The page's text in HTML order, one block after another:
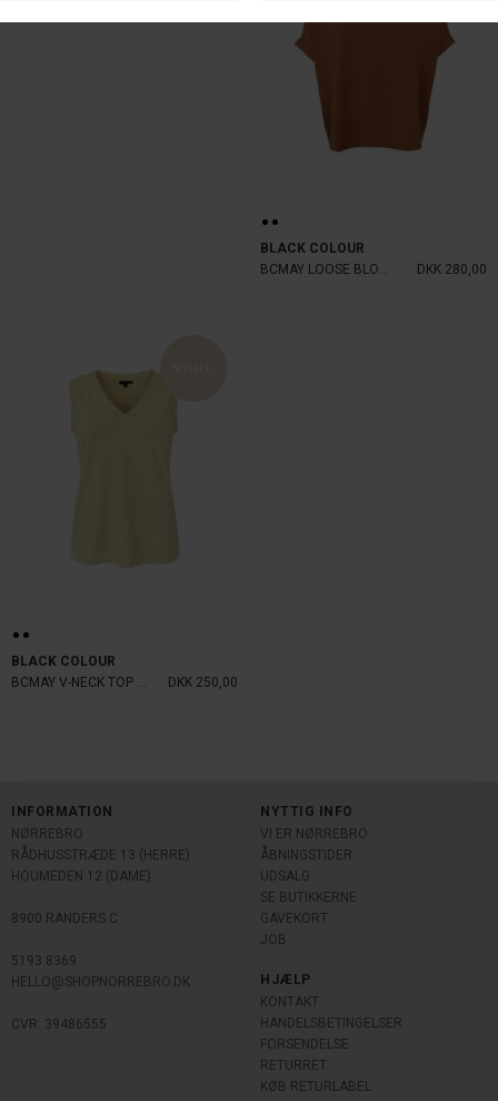
BLACK COLOUR
BCMAY LOOSE BLOUSE
DKK 280,00
BLACK COLOUR
BCMAY V-NECK TOP PASTELYELLOW
DKK 250,00
INFORMATION
NØRREBRO
RÅDHUSSTRÆDE 13 (HERRE)
HOUMEDEN 12 (DAME)
8900 RANDERS C
5193 8369
HELLO@SHOPNORREBRO.DK
CVR: 39486555
NYTTIG INFO
VI ER NØRREBRO
ÅBNINGSTIDER
UDSALG
SE BUTIKKERNE
GAVEKORT
JOB
HJÆLP
KONTAKT
HANDELSBETINGELSER
FORSENDELSE
RETURRET
KØB RETURLABEL